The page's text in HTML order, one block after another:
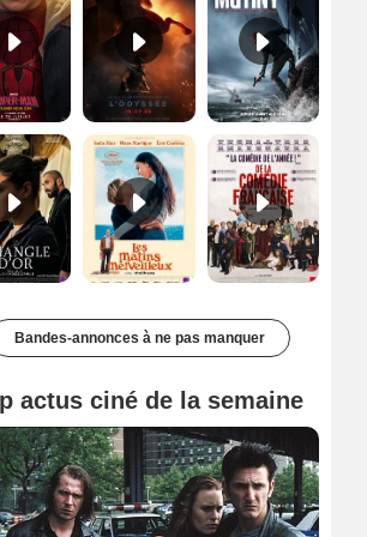
Les Matins merveilleux Bande-annonce VF De la Comédie-Française Teaser VF
Bandes-annonces à ne pas manquer
actus ciné de la semaine